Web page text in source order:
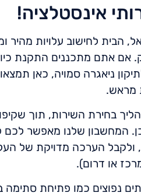
אינסטלציה!
לחישוב עלויות מהיר
אם אתם מתכננים התקנת
ניאגרה סמויה, כאן
מראש.
בחירת השירות, תוך
המחשבון שלנו מאפשר לכם
ולקבל הערכה מדויקת של
או דרום).
נפוצים כמו פתיחת